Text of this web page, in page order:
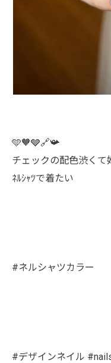
🩵🧡🩶🔗📯
チェックの配色渋く
ﾈﾙｼｬﾂで着たい
#ネルシャツカラー
#デザインネイル